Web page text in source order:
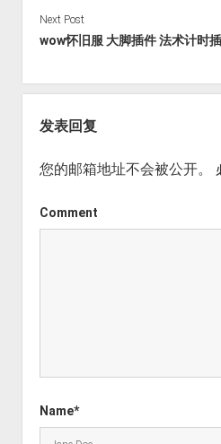
Next Post
wow怀旧服 大脚插件 法术计时
发表回复
您的邮箱地址不会被公开。
Comment
Name*